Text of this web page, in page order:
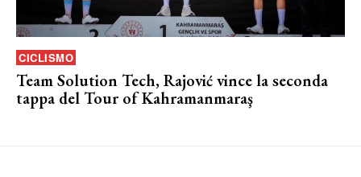
CICLISMO
Team Solution Tech, Rajović vince la seconda
tappa del Tour of Kahramanmaraş